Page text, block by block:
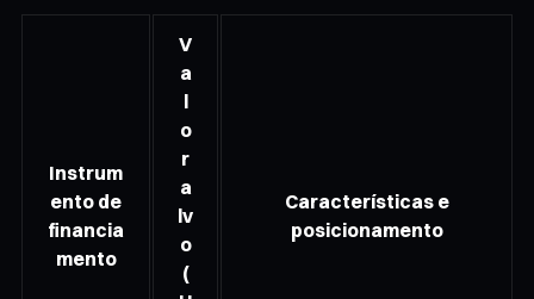
Instrum
ento de
financia
mento
V
a
l
o
r
a
lv
o
(
Características e
posicionamento